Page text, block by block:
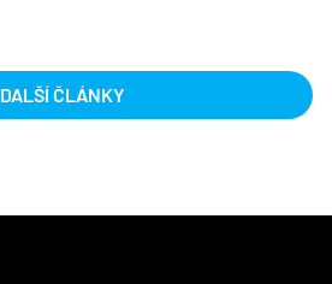
DALŠÍ ČLÁNKY